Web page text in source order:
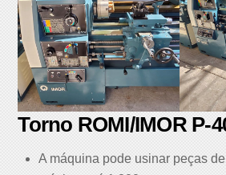
Torno ROMI/IMOR P-
A máquina pode usinar peças